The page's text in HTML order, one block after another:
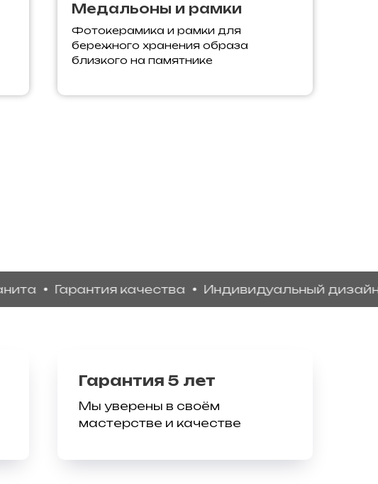
Медальоны и рамки
Фотокерамика и рамки для
бережного хранения образа
близкого на памятнике
Гарантия качества Индивидуальный дизайн
Гарантия 5 лет
Мы уверены в своём
мастерстве и качестве